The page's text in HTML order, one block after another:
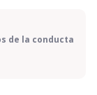
de la conducta